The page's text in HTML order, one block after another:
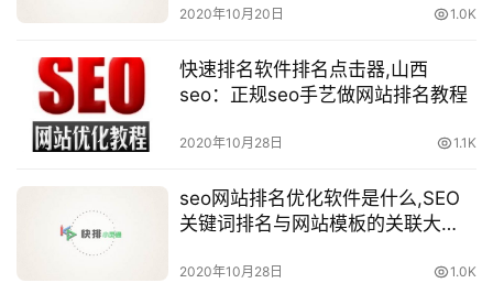
2020年10月20日 1.0K
快速排名软件排名点击器,山西
seo：正规seo手艺做网站排名教程
2020年10月28日 1.1K
seo网站排名优化软件是什么,SEO
关键词排名与网站模板的关联大
2020年10月28日 1.0K